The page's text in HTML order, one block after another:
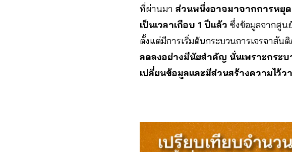
ที่ผ่านมา ส่วนหนึ่งอาจมาจากการหยุ
เป็นเวลาเกือบ 1 ปีแล้ว ซึ่งข้อมูลจากศูน
ตั้งแต่มีการเริ่มต้นกระบวนการเจรจาสั
ลดลงอย่างมีนัยสำคัญ นั่นเพราะกระ
เปลี่ยนข้อมูลและมีส่วนสร้างความไว้ว